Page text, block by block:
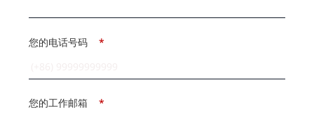
*
您的电话号码
*
您的工作邮箱